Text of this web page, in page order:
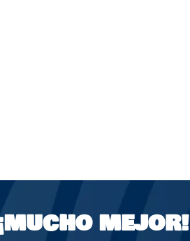
MEJOR!